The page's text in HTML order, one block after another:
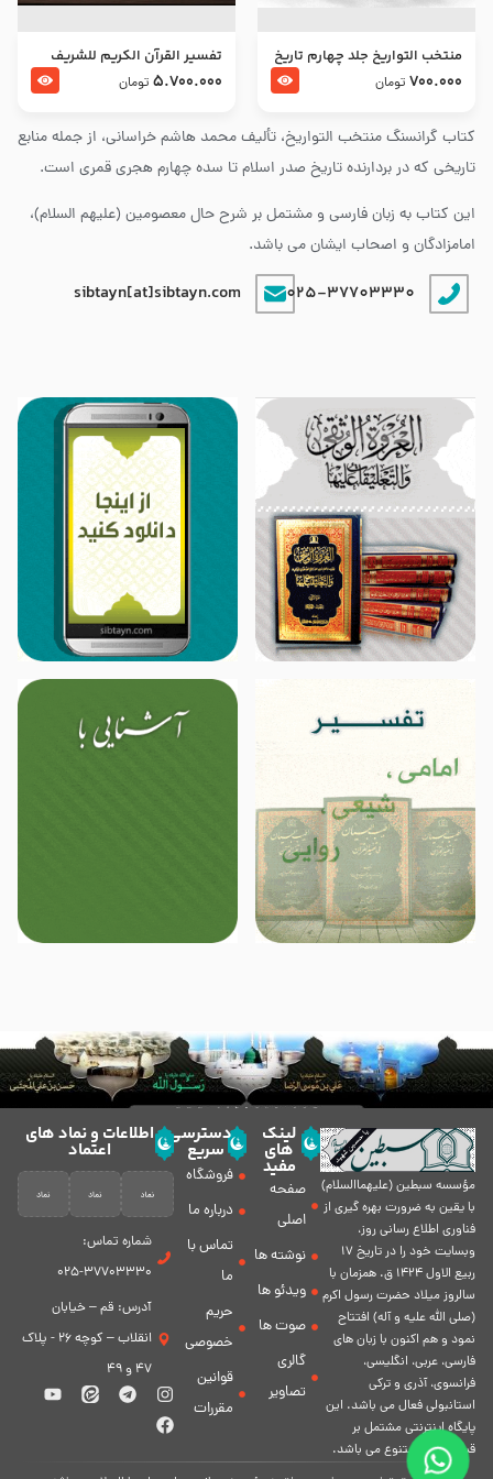
کتاب گرانسنگ منتخب التواريخ، تألیف محمد هاشم خراسانی، از جمله منابع
تاریخی که در بردارنده تاریخ صدر اسلام تا سده چهارم هجری قمری است.
این کتاب به زبان فارسی و مشتمل بر شرح حال معصومین (علیهم السلام)،
امامزادگان و اصحاب ایشان می باشد.
025-37703330
sibtayn[at]sibtayn.com
منتخب التواریخ جلد چهارم تاریخ
امام زین العابدین و امام محمد
700.000 تومان
تفسير القرآن الكريم للشريف
المرتضي قدس سرّه
5.700.000 تومان
مؤسسه سبطين (عليهماالسلام)
با يقين به ضرورت بهره گیرى از
فناورى اطلاع رسانى روز،
وبسایت خود را در تاريخ 17
ربيع الاول 1424 ق. همزمان با
سالروز ميلاد حضرت رسول اكرم
(صلی الله علیه و آله) افتتاح
نمود و هم اكنون با زبان های
فارسی، عربى، انگلیسی،
فرانسوی، آذری و ترکی
استانبولی فعال مى باشد. اين
پايگاه اينترنتى مشتمل بر
قسمت هاى متنوع مى باشد.
لینک
های
مفید
صفحه
اصلی
نوشته ها
ویدئو ها
صوت ها
گالری
تصاویر
دسترسی
سریع
فروشگاه
درباره ما
تماس با
ما
حریم
خصوصی
قوانین
مقررات
اطلاعات و نماد های
اعتماد
شماره تماس:
37703330-025
آدرس: قم – خیابان
انقلاب – کوچه 26 - پلاک
47 و 49